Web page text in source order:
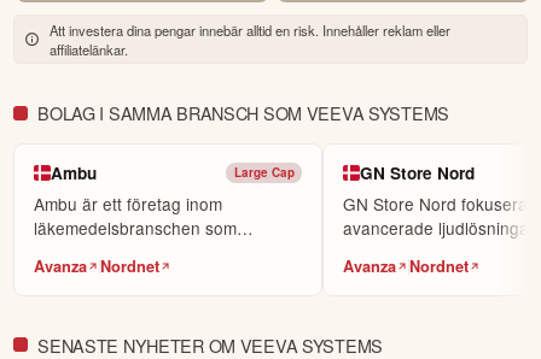
dina investeringar kan gå upp eller ner. Du riskerar ditt kapital.
Att investera dina pengar innebär alltid en risk. Innehåller reklam eller
affiliatelänkar.
BOLAG I SAMMA BRANSCH SOM VEEVA SYSTEMS
Ambu Large Cap
Ambu är ett företag inom
läkemedelsbranschen som
Avanza Nordnet
GN Store Nord
GN Store Nord fokuserar
avancerade
Avanza Nordnet
SENASTE NYHETER OM VEEVA SYSTEMS